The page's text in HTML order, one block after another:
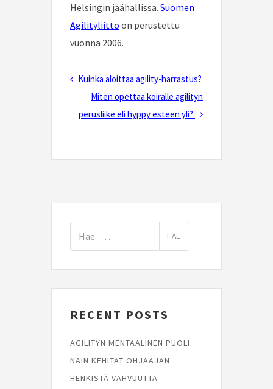
Helsingin jäähallissa. Suomen
Agilityliitto on perustettu
vuonna 2006.
Post
navigation
Previous
Kuinka aloittaa agility-harrastus?
Next
Post
Miten opettaa koiralle agilityn
perusliike eli hyppy esteen yli?
RECENT POSTS
AGILITYN MENTAALINEN PUOLI:
NÄIN KEHITÄT OHJAAJAN
HENKISTÄ VAHVUUTTA